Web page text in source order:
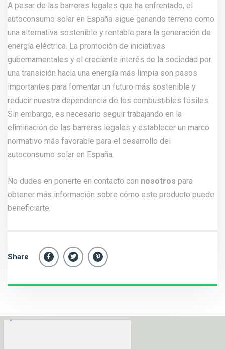
A pesar de las barreras legales que ha enfrentado, el
autoconsumo solar en España sigue ganando terreno como
una alternativa sostenible y rentable para la generación de
energía eléctrica. La promoción de iniciativas
gubernamentales y el creciente interés de la sociedad por
una transición hacia una energía más limpia son pasos
importantes para fomentar un futuro más sostenible y
reducir nuestra dependencia de los combustibles fósiles.
Sin embargo, es necesario seguir trabajando en la
eliminación de las barreras legales y establecer un marco
normativo más favorable para el desarrollo del
autoconsumo solar en España.
No dudes en ponerte en contacto con nosotros para
obtener más información sobre cómo este producto puede
beneficiarte.
Share